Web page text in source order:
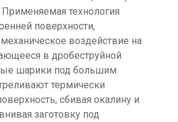
технология
поверхности,
воздействие на
в дробеструйной
шарики под большим
термически
сбивая окалину и
заготовку под